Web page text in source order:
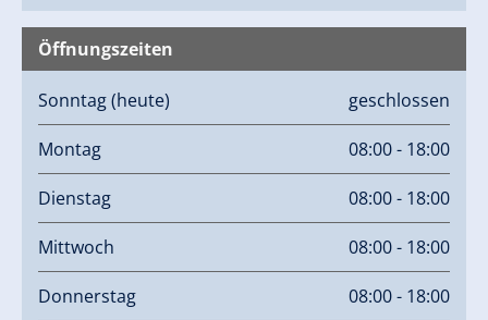
Öffnungszeiten
Sonntag(heute) geschlossen
Montag 08:00 - 18:00
Dienstag 08:00 - 18:00
Mittwoch 08:00 - 18:00
Donnerstag 08:00 - 18:00